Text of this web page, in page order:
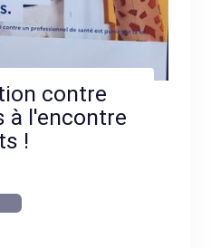
contre
à l'encontre
!